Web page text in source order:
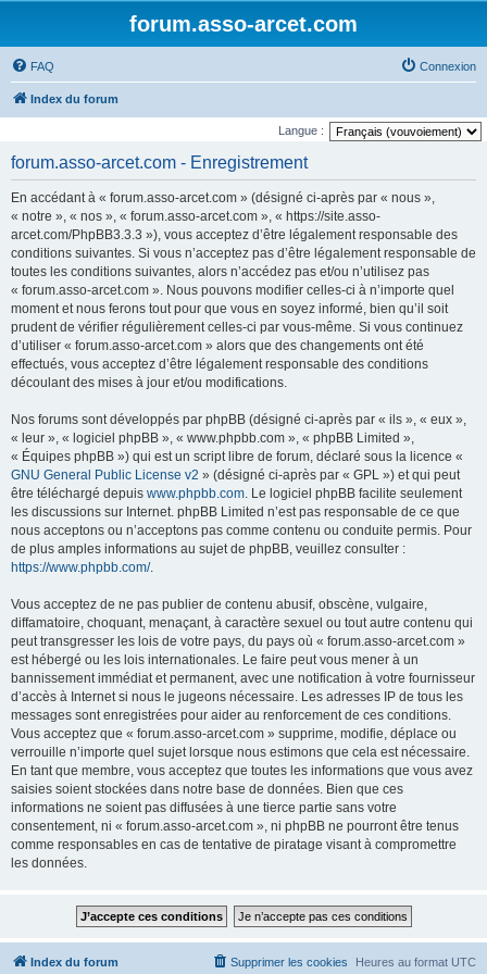
forum.asso-arcet.com
FAQ Connexion
Index du forum
Langue :
forum.asso-arcet.com - Enregistrement
En accédant à « forum.asso-arcet.com » (désigné ci-après par « nous »,
« notre », « nos », « forum.asso-arcet.com », « https://site.asso-
arcet.com/PhpBB3.3.3 »), vous acceptez d’être légalement responsable des
conditions suivantes. Si vous n’acceptez pas d’être légalement responsable de
toutes les conditions suivantes, alors n’accédez pas et/ou n’utilisez pas
« forum.asso-arcet.com ». Nous pouvons modifier celles-ci à n’importe quel
moment et nous ferons tout pour que vous en soyez informé, bien qu’il soit
prudent de vérifier régulièrement celles-ci par vous-même. Si vous continuez
d’utiliser « forum.asso-arcet.com » alors que des changements ont été
effectués, vous acceptez d’être légalement responsable des conditions
découlant des mises à jour et/ou modifications.
Nos forums sont développés par phpBB (désigné ci-après par « ils », « eux »,
« leur », « logiciel phpBB », « www.phpbb.com », « phpBB Limited »,
« Équipes phpBB ») qui est un script libre de forum, déclaré sous la licence «
GNU General Public License v2 » (désigné ci-après par « GPL ») et qui peut
être téléchargé depuis www.phpbb.com. Le logiciel phpBB facilite seulement
les discussions sur Internet. phpBB Limited n’est pas responsable de ce que
nous acceptons ou n’acceptons pas comme contenu ou conduite permis. Pour
de plus amples informations au sujet de phpBB, veuillez consulter :
https://www.phpbb.com/.
Vous acceptez de ne pas publier de contenu abusif, obscène, vulgaire,
diffamatoire, choquant, menaçant, à caractère sexuel ou tout autre contenu qui
peut transgresser les lois de votre pays, du pays où « forum.asso-arcet.com »
est hébergé ou les lois internationales. Le faire peut vous mener à un
bannissement immédiat et permanent, avec une notification à votre fournisseur
d’accès à Internet si nous le jugeons nécessaire. Les adresses IP de tous les
messages sont enregistrées pour aider au renforcement de ces conditions.
Vous acceptez que « forum.asso-arcet.com » supprime, modifie, déplace ou
verrouille n’importe quel sujet lorsque nous estimons que cela est nécessaire.
En tant que membre, vous acceptez que toutes les informations que vous avez
saisies soient stockées dans notre base de données. Bien que ces
informations ne soient pas diffusées à une tierce partie sans votre
consentement, ni « forum.asso-arcet.com », ni phpBB ne pourront être tenus
comme responsables en cas de tentative de piratage visant à compromettre
les données.
Index du forum Heures au format UTC
Supprimer les cookies